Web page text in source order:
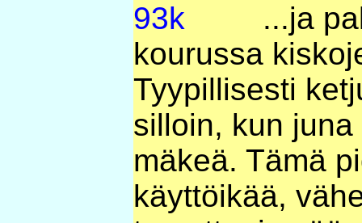
...ja
kourussa
Tyypillisesti
silloin, kun
mäkeä. Tämä
käyttöikää,